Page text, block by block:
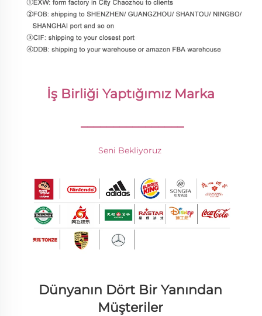
İş Birliği Yaptığımız Marka
________________
Seni Bekliyoruz
Dünyanın Dört Bir Yanından
Müşteriler